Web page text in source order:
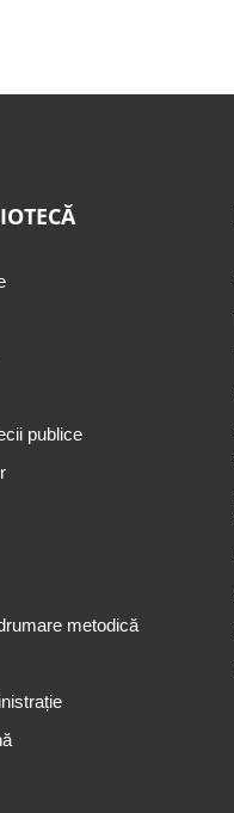
publice
metodică